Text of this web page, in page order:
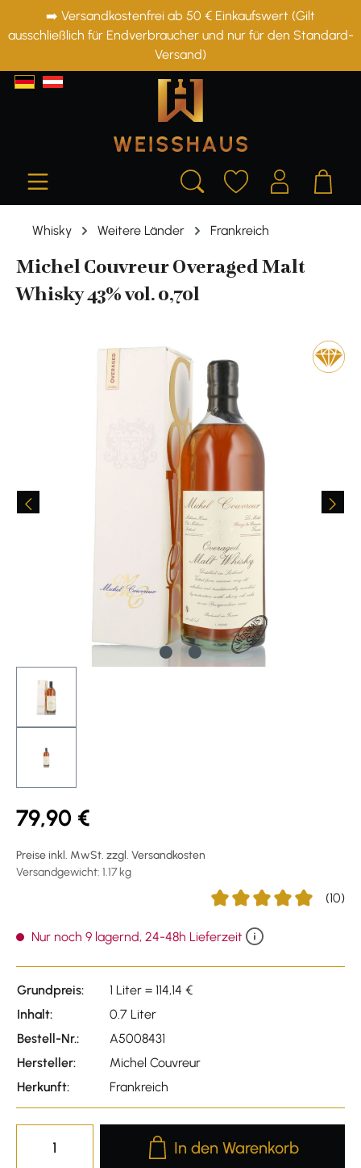
springen
➡️ Versandkostenfrei ab 50 € Einkaufswert (Gilt
ausschließlich für Endverbraucher und nur für den Standard-
Versand)
Whisky Weitere Länder Frankreich
Michel Couvreur Overaged Malt
Whisky 43% vol. 0,70l
Bildergalerie überspringen
79,90 €
Preise inkl. MwSt. zzgl. Versandkosten
Versandgewicht: 1.17 kg
(10)
Nur noch 9 lagernd, 24-48h Lieferzeit
Grundpreis:
1 Liter = 114,14 €
Inhalt:
0.7 Liter
Bestell-Nr.:
A5008431
Hersteller:
Michel Couvreur
Herkunft:
Frankreich
Produkt Anzahl: Gib den
In den Warenkorb